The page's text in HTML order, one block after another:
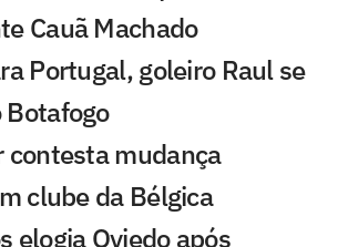
Cauã Machado
Portugal, goleiro Raul se
Botafogo
contesta mudança
clube da Bélgica
elogia Oviedo após